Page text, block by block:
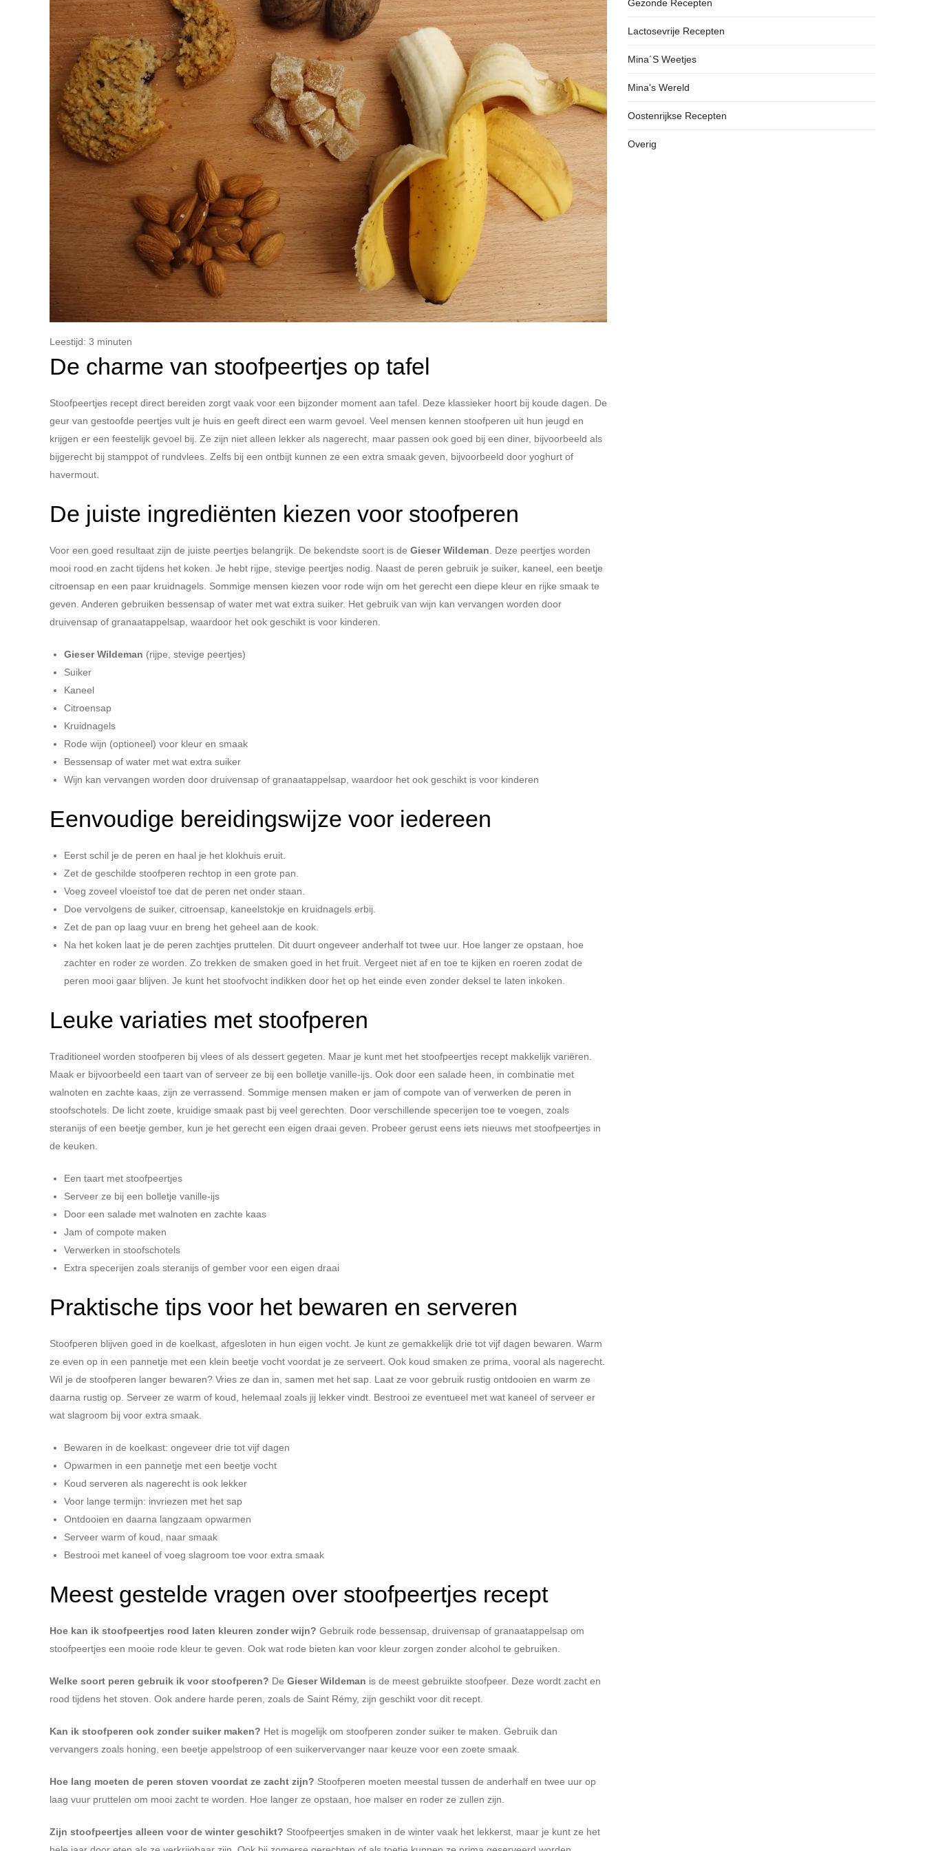
Leestijd: 3 minuten
De charme van stoofpeertjes op tafel
Stoofpeertjes recept direct bereiden zorgt vaak voor een bijzonder moment aan tafel. Deze klassieker hoort bij koude dagen. De
geur van gestoofde peertjes vult je huis en geeft direct een warm gevoel. Veel mensen kennen stoofperen uit hun jeugd en
krijgen er een feestelijk gevoel bij. Ze zijn niet alleen lekker als nagerecht, maar passen ook goed bij een diner, bijvoorbeeld als
bijgerecht bij stamppot of rundvlees. Zelfs bij een ontbijt kunnen ze een extra smaak geven, bijvoorbeeld door yoghurt of
havermout.
De juiste ingrediënten kiezen voor stoofperen
Voor een goed resultaat zijn de juiste peertjes belangrijk. De bekendste soort is de Gieser Wildeman . Deze peertjes worden
mooi rood en zacht tijdens het koken. Je hebt rijpe, stevige peertjes nodig. Naast de peren gebruik je suiker, kaneel, een beetje
citroensap en een paar kruidnagels. Sommige mensen kiezen voor rode wijn om het gerecht een diepe kleur en rijke smaak te
geven. Anderen gebruiken bessensap of water met wat extra suiker. Het gebruik van wijn kan vervangen worden door
druivensap of granaatappelsap, waardoor het ook geschikt is voor kinderen.
Gieser Wildeman (rijpe, stevige peertjes)
Suiker
Kaneel
Citroensap
Kruidnagels
Rode wijn (optioneel) voor kleur en smaak
Bessensap of water met wat extra suiker
Wijn kan vervangen worden door druivensap of granaatappelsap, waardoor het ook geschikt is voor kinderen
Eenvoudige bereidingswijze voor iedereen
Eerst schil je de peren en haal je het klokhuis eruit.
Zet de geschilde stoofperen rechtop in een grote pan.
Voeg zoveel vloeistof toe dat de peren net onder staan.
Doe vervolgens de suiker, citroensap, kaneelstokje en kruidnagels erbij.
Zet de pan op laag vuur en breng het geheel aan de kook.
Na het koken laat je de peren zachtjes pruttelen. Dit duurt ongeveer anderhalf tot twee uur. Hoe langer ze opstaan, hoe
zachter en roder ze worden. Zo trekken de smaken goed in het fruit. Vergeet niet af en toe te kijken en roeren zodat de
peren mooi gaar blijven. Je kunt het stoofvocht indikken door het op het einde even zonder deksel te laten inkoken.
Leuke variaties met stoofperen
Traditioneel worden stoofperen bij vlees of als dessert gegeten. Maar je kunt met het stoofpeertjes recept makkelijk variëren.
Maak er bijvoorbeeld een taart van of serveer ze bij een bolletje vanille-ijs. Ook door een salade heen, in combinatie met
walnoten en zachte kaas, zijn ze verrassend. Sommige mensen maken er jam of compote van of verwerken de peren in
stoofschotels. De licht zoete, kruidige smaak past bij veel gerechten. Door verschillende specerijen toe te voegen, zoals
steranijs of een beetje gember, kun je het gerecht een eigen draai geven. Probeer gerust eens iets nieuws met stoofpeertjes in
de keuken.
Een taart met stoofpeertjes
Serveer ze bij een bolletje vanille-ijs
Door een salade met walnoten en zachte kaas
Jam of compote maken
Verwerken in stoofschotels
Extra specerijen zoals steranijs of gember voor een eigen draai
Praktische tips voor het bewaren en serveren
Stoofperen blijven goed in de koelkast, afgesloten in hun eigen vocht. Je kunt ze gemakkelijk drie tot vijf dagen bewaren. Warm
ze even op in een pannetje met een klein beetje vocht voordat je ze serveert. Ook koud smaken ze prima, vooral als nagerecht.
Wil je de stoofperen langer bewaren? Vries ze dan in, samen met het sap. Laat ze voor gebruik rustig ontdooien en warm ze
daarna rustig op. Serveer ze warm of koud, helemaal zoals jij lekker vindt. Bestrooi ze eventueel met wat kaneel of serveer er
wat slagroom bij voor extra smaak.
Bewaren in de koelkast: ongeveer drie tot vijf dagen
Opwarmen in een pannetje met een beetje vocht
Koud serveren als nagerecht is ook lekker
Voor lange termijn: invriezen met het sap
Ontdooien en daarna langzaam opwarmen
Serveer warm of koud, naar smaak
Bestrooi met kaneel of voeg slagroom toe voor extra smaak
Meest gestelde vragen over stoofpeertjes recept
Hoe kan ik stoofpeertjes rood laten kleuren zonder wijn? Gebruik rode bessensap, druivensap of granaatappelsap om
stoofpeertjes een mooie rode kleur te geven. Ook wat rode bieten kan voor kleur zorgen zonder alcohol te gebruiken.
Welke soort peren gebruik ik voor stoofperen? De Gieser Wildeman is de meest gebruikte stoofpeer. Deze wordt zacht en
rood tijdens het stoven. Ook andere harde peren, zoals de Saint Rémy, zijn geschikt voor dit recept.
Kan ik stoofperen ook zonder suiker maken? Het is mogelijk om stoofperen zonder suiker te maken. Gebruik dan
vervangers zoals honing, een beetje appelstroop of een suikervervanger naar keuze voor een zoete smaak.
Hoe lang moeten de peren stoven voordat ze zacht zijn? Stoofperen moeten meestal tussen de anderhalf en twee uur op
laag vuur pruttelen om mooi zacht te worden. Hoe langer ze opstaan, hoe malser en roder ze zullen zijn.
Zijn stoofpeertjes alleen voor de winter geschikt? Stoofpeertjes smaken in de winter vaak het lekkerst, maar je kunt ze het
Gezonde Recepten
Lactosevrije Recepten
Mina´s Weetjes
Mina's Wereld
Oostenrijkse Recepten
Overig